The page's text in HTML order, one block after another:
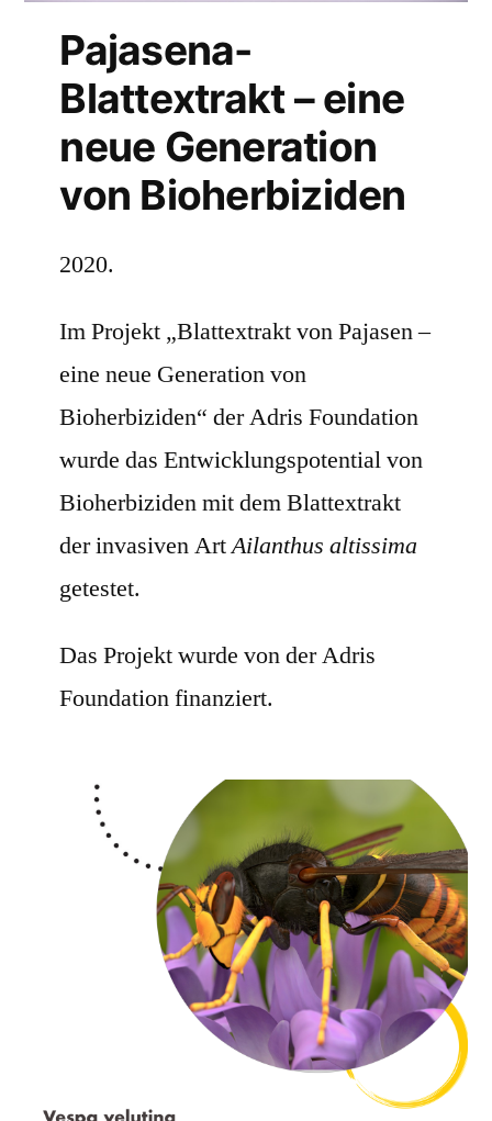
Pajasena-
Blattextrakt – eine
neue Generation
von Bioherbiziden
2020.
Im Projekt „Blattextrakt von Pajasen –
eine neue Generation von
Bioherbiziden“ der Adris Foundation
wurde das Entwicklungspotential von
Bioherbiziden mit dem Blattextrakt
der invasiven ArtAilanthus altissima
getestet.
Das Projekt wurde von der Adris
Foundation finanziert.